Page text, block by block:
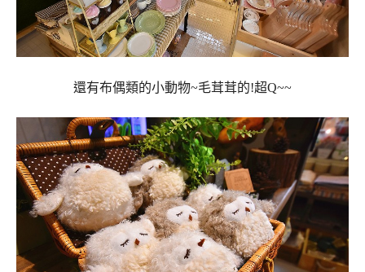
還有布偶類的小動物~毛茸茸的!超Q~~